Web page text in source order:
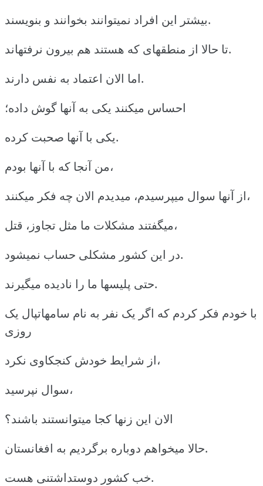
بیشتر این افراد نمیتوانند بخوانند و بنویسند.
تا حالا از منطقهای که هستند هم بیرون نرفتهاند.
اما الان اعتماد به نفس دارند.
احساس میکنند یکی به آنها گوش داده؛
یکی با آنها صحبت کرده.
من آنجا که با آنها بودم،
از آنها سوال میپرسیدم، میدیدم الان چه فکر میکنند،
میگفتند مشکلات ما مثل تجاوز، قتل،
در این کشور مشکلی حساب نمیشود.
حتی پلیسها ما را نادیده میگیرند.
با خودم فکر کردم که اگر یک نفر به نام سامهاتپال یک
روزی
از شرایط خودش کنجکاوی نکرد،
سوال نپرسید،
الان این زنها کجا میتوانستند باشند؟
حالا میخواهم دوباره برگردیم به افغانستان.
خب کشور دوستداشتنی هست.